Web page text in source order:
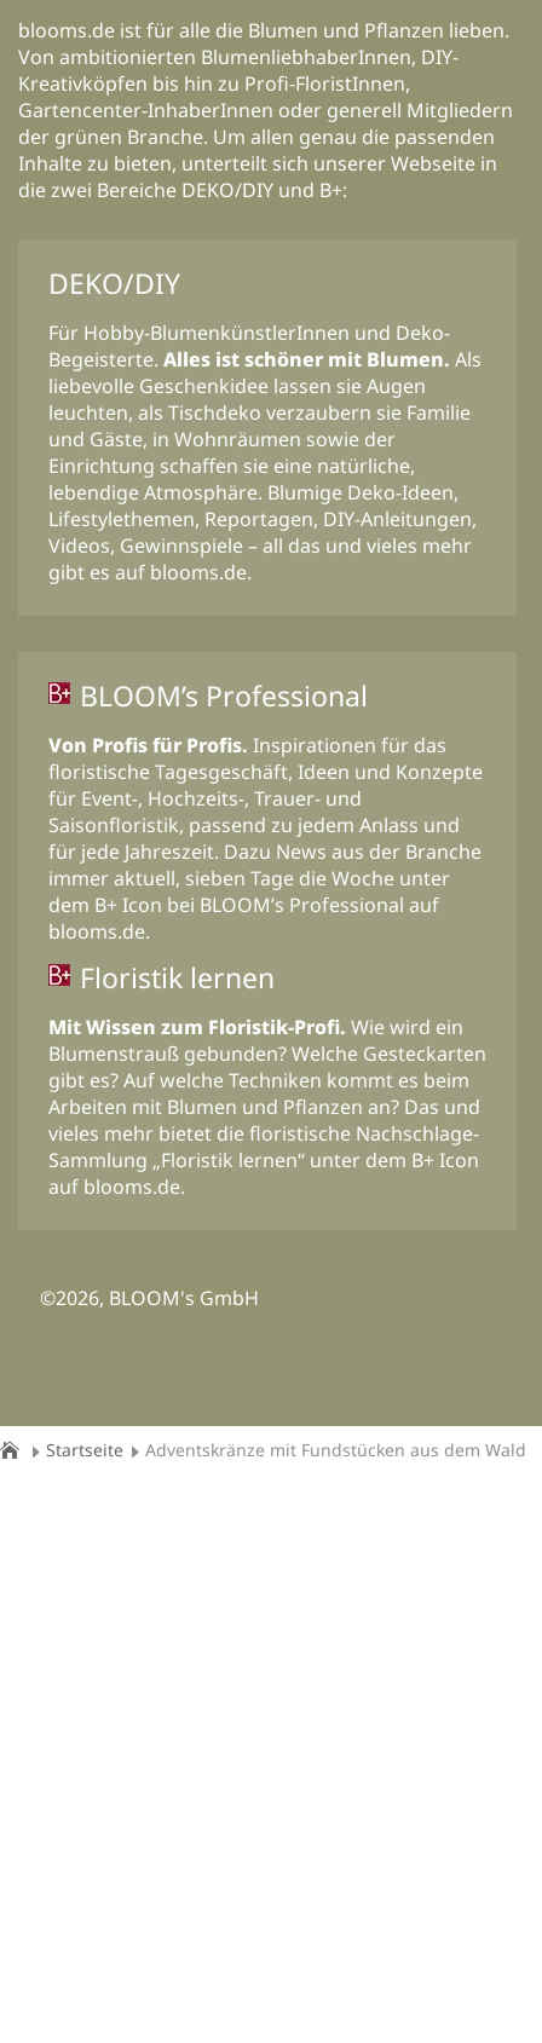
blooms.de ist für alle die Blumen und Pflanzen lieben.
Von ambitionierten BlumenliebhaberInnen, DIY-
Kreativköpfen bis hin zu Profi-FloristInnen,
Gartencenter-InhaberInnen oder generell Mitgliedern
der grünen Branche. Um allen genau die passenden
Inhalte zu bieten, unterteilt sich unserer Webseite in
die zwei Bereiche DEKO/DIY und B+:
DEKO/DIY
Für Hobby-BlumenkünstlerInnen und Deko-
Begeisterte. Alles ist schöner mit Blumen. Als
liebevolle Geschenkidee lassen sie Augen
leuchten, als Tischdeko verzaubern sie Familie
und Gäste, in Wohnräumen sowie der
Einrichtung schaffen sie eine natürliche,
lebendige Atmosphäre. Blumige Deko-Ideen,
Lifestylethemen, Reportagen, DIY-Anleitungen,
Videos, Gewinnspiele – all das und vieles mehr
gibt es auf blooms.de.
BLOOM’s Professional
Von Profis für Profis. Inspirationen für das
floristische Tagesgeschäft, Ideen und Konzepte
für Event-, Hochzeits-, Trauer- und
Saisonfloristik, passend zu jedem Anlass und
für jede Jahreszeit. Dazu News aus der Branche
immer aktuell, sieben Tage die Woche unter
dem B+ Icon bei BLOOM’s Professional auf
blooms.de.
Floristik lernen
Mit Wissen zum Floristik-Profi. Wie wird ein
Blumenstrauß gebunden? Welche Gesteckarten
gibt es? Auf welche Techniken kommt es beim
Arbeiten mit Blumen und Pflanzen an? Das und
vieles mehr bietet die floristische Nachschlage-
Sammlung „Floristik lernen“ unter dem B+ Icon
auf blooms.de.
©2026, BLOOM's GmbH
Startseite Adventskränze mit Fundstücken aus dem Wald